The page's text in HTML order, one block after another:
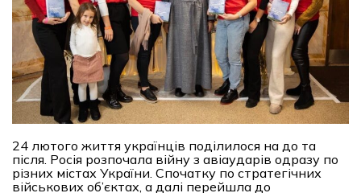
24 лютого життя українців поділилося на до та
після. Росія розпочала війну з авіаударів одразу по
різних містах України. Спочатку по стратегічних
військових об’єктах, а далі перейшла до